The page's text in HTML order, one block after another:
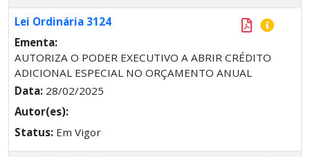
Lei Ordinária 3124
Ementa:
AUTORIZA O PODER EXECUTIVO A ABRIR CRÉDITO
ADICIONAL ESPECIAL NO ORÇAMENTO ANUAL
Data: 28/02/2025
Autor(es):
Status: Em Vigor